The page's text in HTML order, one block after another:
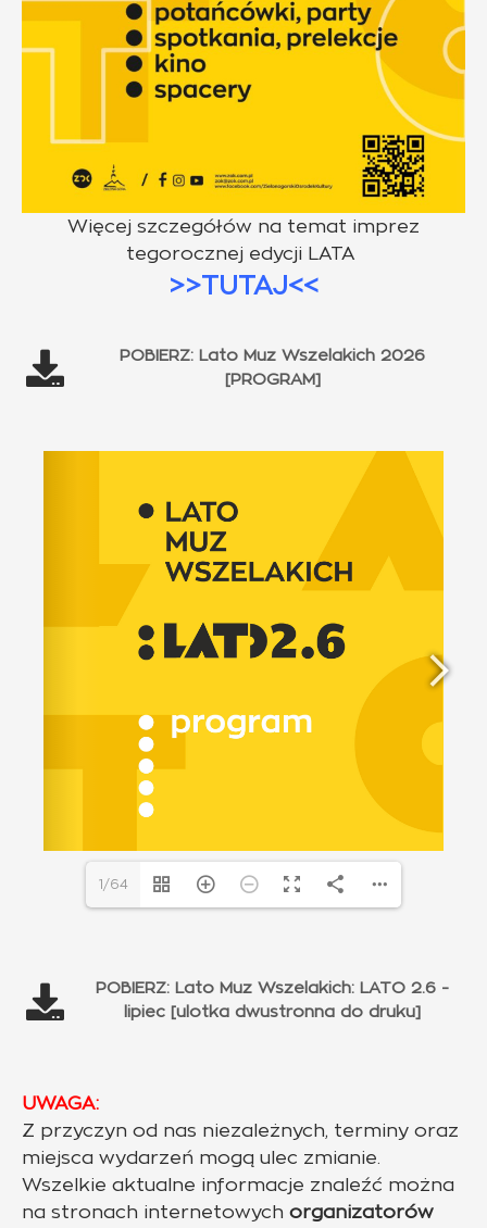
Więcej szczegółów na temat imprez
tegorocznej edycji LATA
>>TUTAJ<<
POBIERZ: Lato Muz Wszelakich 2026
[PROGRAM]
1/64
POBIERZ: Lato Muz Wszelakich: LATO 2.6 -
lipiec [ulotka dwustronna do druku]
UWAGA:
Z przyczyn od nas niezależnych, terminy oraz
miejsca wydarzeń mogą ulec zmianie.
Wszelkie aktualne informacje znaleźć można
na stronach internetowych organizatorów